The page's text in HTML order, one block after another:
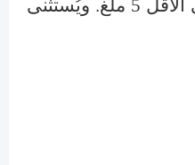
شظاياها التي وزنها على الأقل 5 ملغ. ويُستثنى